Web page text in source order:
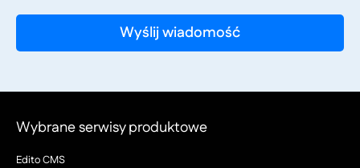
Wybrane serwisy produktowe
Edito CMS